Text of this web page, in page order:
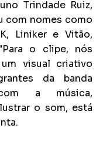
Trindade Ruiz,
com nomes como
Liniker e Vitão,
o clipe, nós
visual criativo
da banda
a música,
o som, está